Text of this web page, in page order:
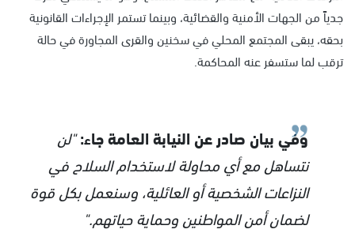
جدياً من الجهات الأمنية والقضائية، وبينما تستمر الإجراءات القانونية
بحقه، يبقى المجتمع المحلي في سخنين والقرى المجاورة في حالة
ترقب لما ستسفر عنه المحاكمة.
وفي بيان صادر عن النيابة العامة جاء:"لن
نتساهل مع أي محاولة لاستخدام السلاح في
النزاعات الشخصية أو العائلية، وسنعمل بكل قوة
لضمان أمن المواطنين وحماية حياتهم."